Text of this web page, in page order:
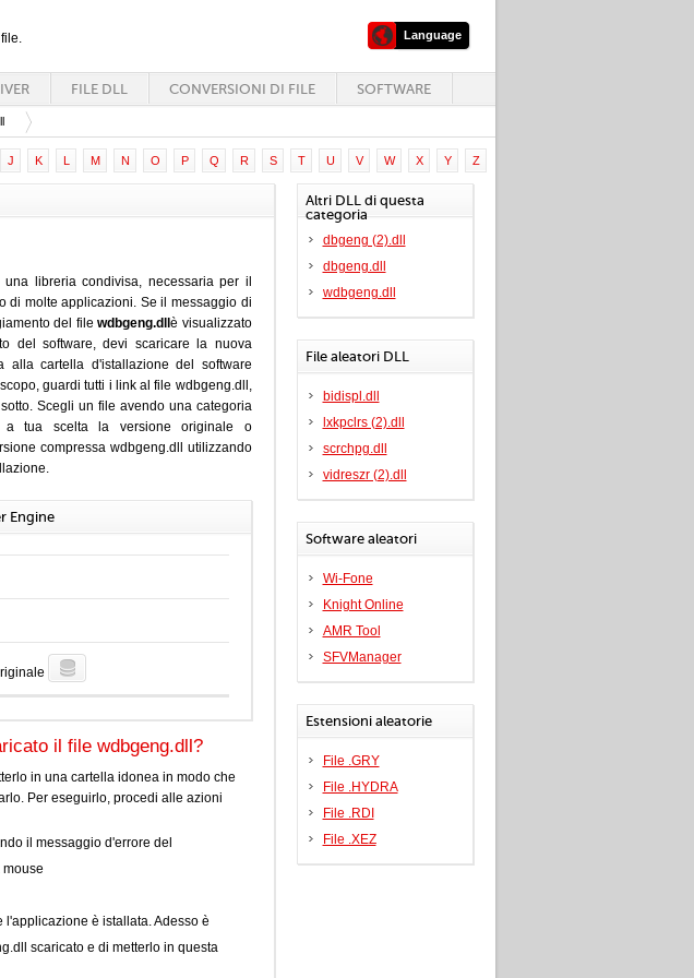
Language
FILE DLL CONVERSIONI DI FILE SOFTWARE
J K L M N O P Q R S T U V W X Y Z
una libreria condivisa, necessaria per il
di molte applicazioni. Se il messaggio di
del filewdbgeng.dllè visualizzato
del software, devi scaricare la nuova
alla cartella d'istallazione del software
guardi tutti i link al file wdbgeng.dll,
Scegli un file avendo una categoria
a tua scelta la versione originale o
compressa wdbgeng.dll utilizzando
Engine
il file wdbgeng.dll?
in una cartella idonea in modo che
Per eseguirlo, procedi alle azioni
il messaggio d'errore del
è istallata. Adesso è
scaricato e di metterlo in questa
Altri DLL di questa
categoria
dbgeng (2).dll
dbgeng.dll
wdbgeng.dll
File aleatori DLL
bidispl.dll
lxkpclrs (2).dll
scrchpg.dll
vidreszr (2).dll
Software aleatori
Wi-Fone
Knight Online
AMR Tool
SFVManager
Estensioni aleatorie
File .GRY
File .HYDRA
File .RDI
File .XEZ